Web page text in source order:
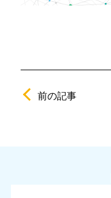
前の記事